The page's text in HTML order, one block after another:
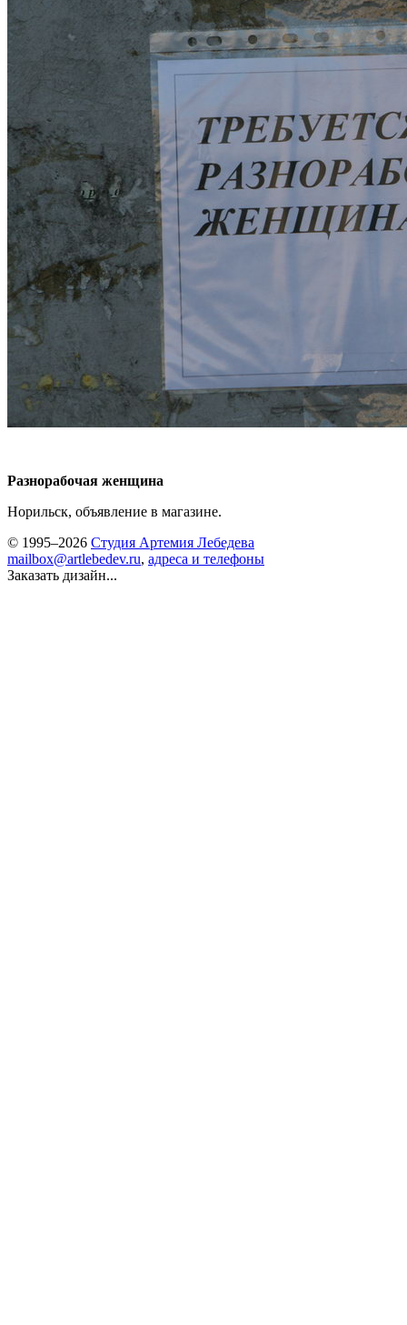
Разнорабочая женщина
Норильск, объявление в магазине.
© 1995–2026 Студия Артемия Лебедева
mailbox@artlebedev.ru, адреса и телефоны
Заказать дизайн...